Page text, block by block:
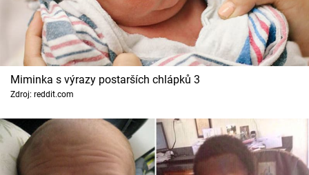
Miminka s výrazy postarších chlápků 3
Zdroj: reddit.com